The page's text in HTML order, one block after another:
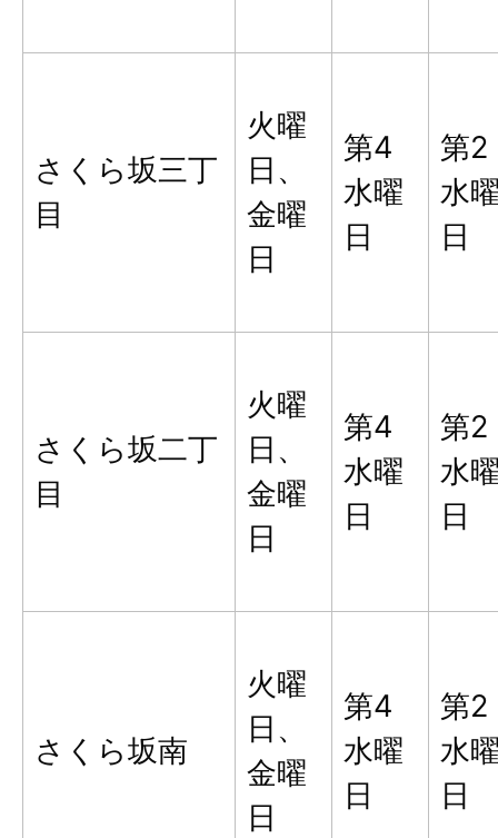
さくら坂三丁
目
火曜
日、
金曜
日
第4
水曜
日
第2
水
日
さくら坂二丁
目
火曜
日、
金曜
日
第4
水曜
日
第2
水
日
さくら坂南
火曜
日、
金曜
日
第4
水曜
日
第2
水
日